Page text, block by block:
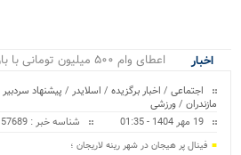
اخبار
مسابقا.
اجتماعی / اخبار برگزیده / اسلایدر / پیشنهاد سردبیر
مازندران /ورزشی
19 مهر 1404 - 01:35
شناسه خبر : 157689
فینال پر هیجان در شهر رینه لاریجان ؛